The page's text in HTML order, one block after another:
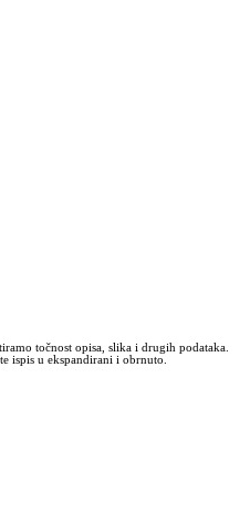
točnost opisa, slika i drugih podataka.
ispis u ekspandirani i obrnuto.